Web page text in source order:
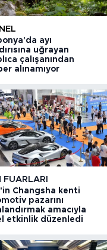
ayı
uğrayan
çalışanından
alınamıyor
FUARLARI
Changsha kenti
pazarını
amacıyla
etkinlik düzenledi